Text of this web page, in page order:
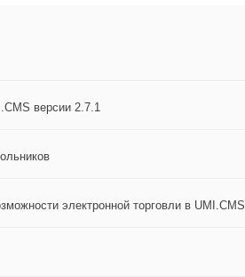
версии 2.7.1
электронной торговли в